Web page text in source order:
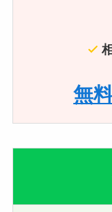
無